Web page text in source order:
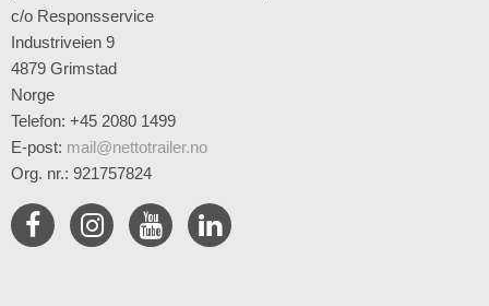
c/o Responsservice
Industriveien 9
4879 Grimstad
Norge
Telefon: +45 2080 1499
E-post: mail@nettotrailer.no
Org. nr.: 921757824